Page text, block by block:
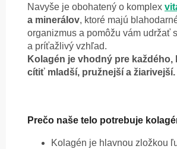
Navyše je obohatený o komplex
a minerálov, ktoré majú
organizmus a pomôžu vám udržať
a príťažlivý vzhľad.
Kolagén je vhodný pre každého,
cítiť mladší, pružnejší a žiarivejší.
Prečo naše telo potrebuje
Kolagén je hlavnou zložkou